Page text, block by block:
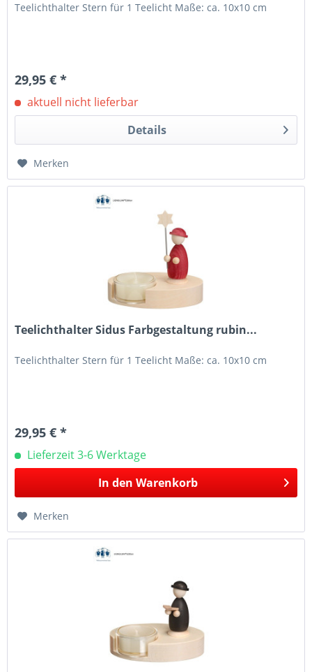
Teelichthalter Stern für 1 Teelicht Maße: ca. 10x10 cm
29,95 € *
aktuell nicht lieferbar
Details
Merken
Teelichthalter Sidus Farbgestaltung rubin...
Teelichthalter Stern für 1 Teelicht Maße: ca. 10x10 cm
29,95 € *
Lieferzeit 3-6 Werktage
In den Warenkorb
Merken